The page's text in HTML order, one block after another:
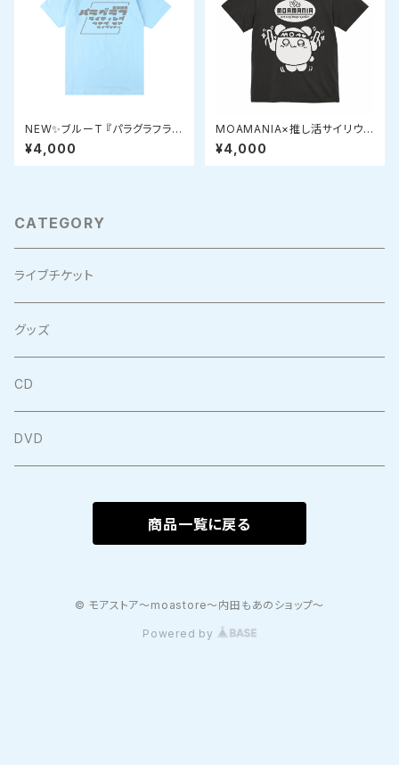
NEW✨ブルーT 『パラグラフライ
ティングツアースランディングス
クエアロゴTシャツ』
¥4,000
MOAMANIA×推し活サイリウム
もじゃTシャツ カラー: イカスミ
¥4,000
CATEGORY
ライブチケット
グッズ
CD
DVD
商品一覧に戻る
© モアストア〜moastore〜内田もあのショップ〜
Powered by